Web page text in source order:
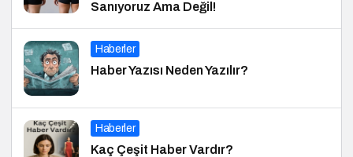
Sanıyoruz Ama Değil!
Haberler
Haber Yazısı Neden Yazılır?
Haberler
Kaç Çeşit Haber Vardır?